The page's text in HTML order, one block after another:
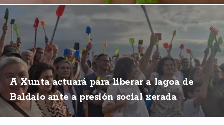
A Xunta actuará para liberar a lagoa de
Baldaio ante a presión social xerada